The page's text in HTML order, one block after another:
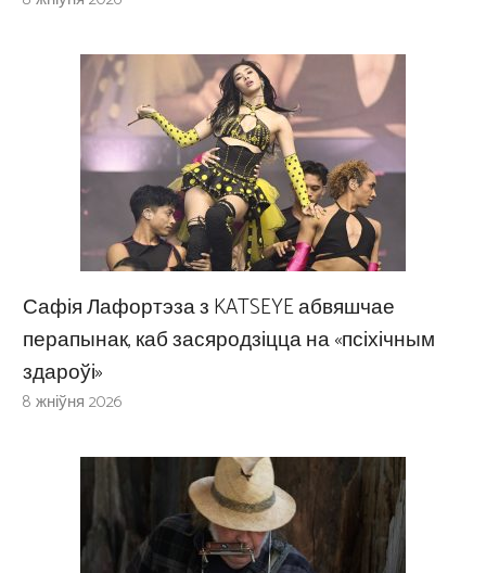
Сафія Лафортэза з KATSEYE абвяшчае
перапынак, каб засяродзіцца на «псіхічным
здароўі»
8 жніўня 2026